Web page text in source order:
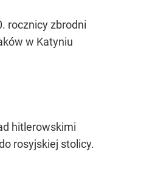
rocznicy zbrodni
w Katyniu
hitlerowskimi
rosyjskiej stolicy.